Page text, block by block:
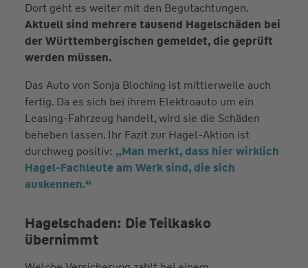
Dort geht es weiter mit den Begutachtungen.
Aktuell sind mehrere tausend Hagelschäden bei
der Württembergischen gemeldet, die geprüft
werden müssen.
Das Auto von Sonja Bloching ist mittlerweile auch
fertig. Da es sich bei ihrem Elektroauto um ein
Leasing-Fahrzeug handelt, wird sie die Schäden
beheben lassen. Ihr Fazit zur Hagel-Aktion ist
durchweg positiv: „Man merkt, dass hier wirklich
Hagel-Fachleute am Werk sind, die sich
auskennen.“
Hagelschaden: Die Teilkasko
übernimmt